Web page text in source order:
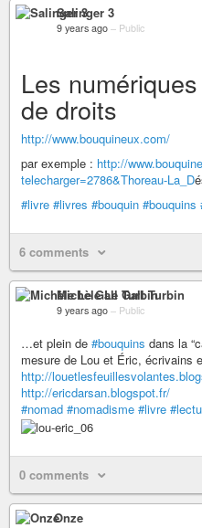
Salinger 3
9 years ago – Public
Les
de droits
http://www.bouquineux.com/
par exemple : http://
telecharger=2786&Thoreau-La_D
#livre #livres #bouquin #bouquins
6 comments
Michèle Le Gall Turbin
9 years ago – Public
…et plein de #bouquins dans la
mesure de Lou et Éric, écrivains
http://
http://ericdarsan.blogspot.fr/
#nomad #nomadisme #livre
0 comments
Onze